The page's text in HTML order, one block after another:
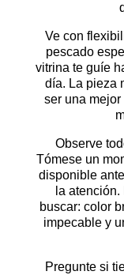
Ve con
pescado
vitrina te guíe
día. La pieza
ser una
Observe
Tómese un
disponible
la
buscar: color
impecable y
Pregunte si